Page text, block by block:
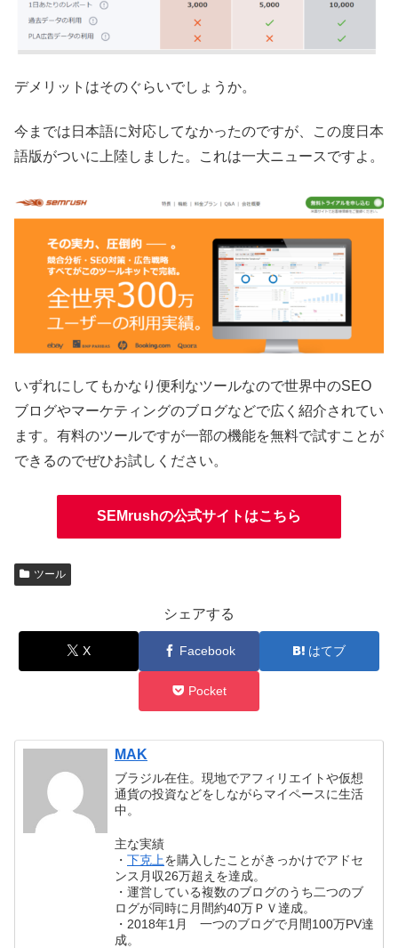
デメリットはそのぐらいでしょうか。
今までは日本語に対応してなかったのですが、この度日本
語版がついに上陸しました。これは一大ニュースですよ。
いずれにしてもかなり便利なツールなので世界中のSEO
ブログやマーケティングのブログなどで広く紹介されてい
ます。有料のツールですが一部の機能を無料で試すことが
できるのでぜひお試しください。
SEMrushの公式サイトはこちら
ツール
シェアする
X Facebook はてブ
Pocket
MAK
ブラジル在住。現地でアフィリエイトや仮想
通貨の投資などをしながらマイペースに生活
中。
主な実績
・下克上を購入したことがきっかけでアドセ
ンス月収26万超えを達成。
・運営している複数のブログのうち二つのブ
ログが同時に月間約40万ＰＶ達成。
・2018年1月 一つのブログで月間100万PV達
成。